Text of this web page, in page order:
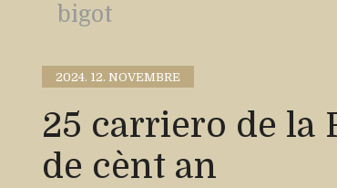
bigot
2024. 12. NOVEMBRE
25 carriero de la
de cènt an